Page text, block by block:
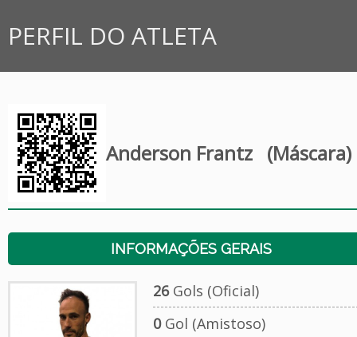
PERFIL DO ATLETA
Anderson Frantz (Máscara)
INFORMAÇÕES GERAIS
26Gols (Oficial)
0Gol (Amistoso)